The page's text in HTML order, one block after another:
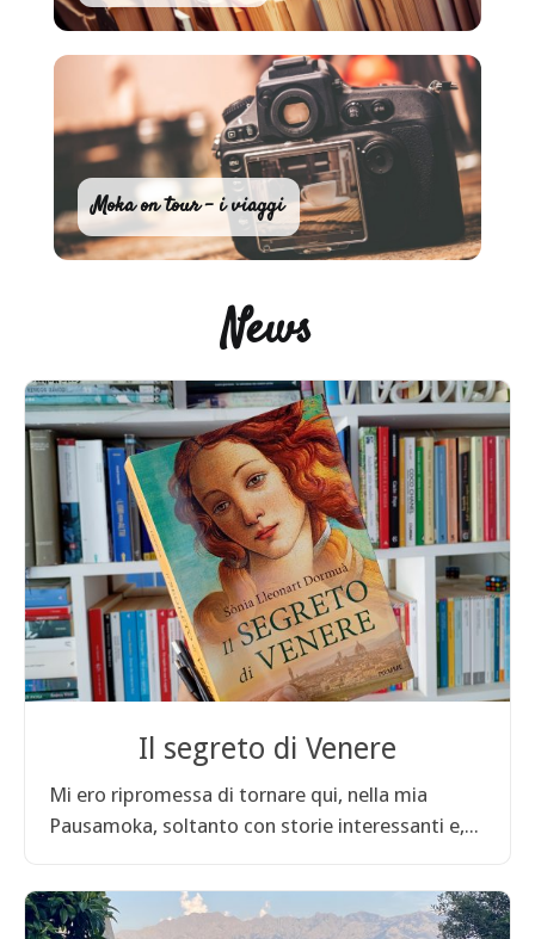
Moka on tour - i viaggi
News
Il segreto di Venere
Mi ero ripromessa di tornare qui, nella mia
Pausamoka, soltanto con storie interessanti e,...